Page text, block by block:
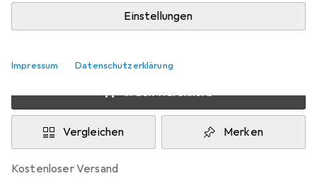
Einstellungen
Impressum Datenschutzerklärung
Benachrichtigen, wenn schneller verfügbar
In den Warenkorb
Vergleichen Merken
kostenloser Versand